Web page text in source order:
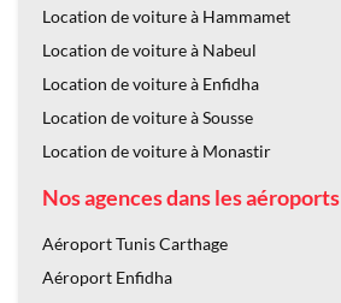
Location de voiture à Hammamet
Location de voiture à Nabeul
Location de voiture à Enfidha
Location de voiture à Sousse
Location de voiture à Monastir
Nos agences dans les aéroports
Aéroport Tunis Carthage
Aéroport Enfidha